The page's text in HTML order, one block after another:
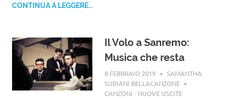
CONTINUA A LEGGERE...
Il Volo a Sanremo:
Musica che resta
8 FEBBRAIO 2019
SAMANTHA
SURIANI BELLACANZONE
CANZONI - NUOVE USCITE